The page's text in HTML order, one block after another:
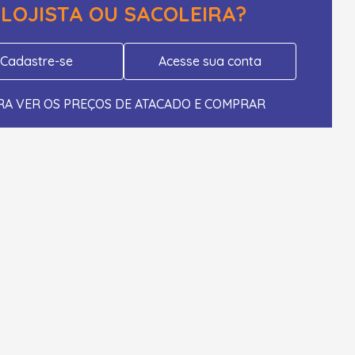
LOJISTA OU SACOLEIRA?
Cadastre-se Acesse sua conta
VER OS PREÇOS DE ATACADO E COMPRAR